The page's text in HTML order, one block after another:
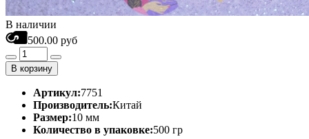
В наличии
500.00 руб
В корзину
Артикул:7751
Производитель:Китай
Размер:10 мм
Количество в упаковке:500 гр